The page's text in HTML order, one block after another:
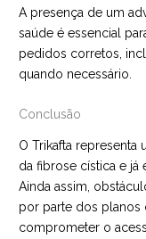
A presença de um
saúde é essencial
pedidos corretos,
quando necessário.
Conclusão
O Trikafta representa
da fibrose cística e já
Ainda assim,
por parte dos planos
comprometer o